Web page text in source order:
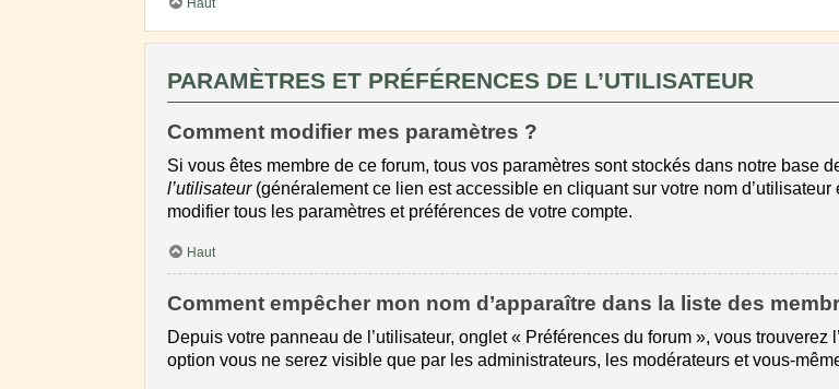
PARAMÈTRES ET PRÉFÉRENCES DE L’UTILISATEUR
Comment modifier mes paramètres ?
Si vous êtes membre de ce forum, tous vos paramètres sont stockés dans notre base
l’utilisateur(généralement ce lien est accessible en cliquant sur votre nom
modifier tous les paramètres et préférences de votre compte.
Haut
Comment empêcher mon nom d’apparaître dans la liste des
Depuis votre panneau de l’utilisateur, onglet « Préférences du forum », vous trouverez
option vous ne serez visible que par les administrateurs, les modérateurs et vous-